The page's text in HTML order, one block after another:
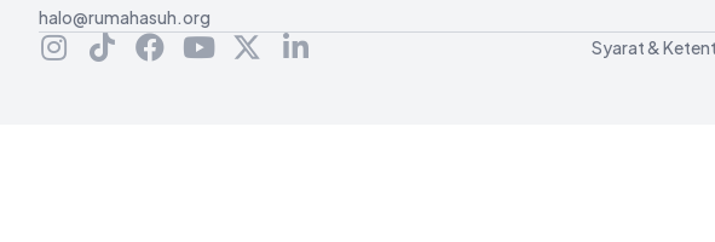
halo@rumahasuh.org
Syarat &